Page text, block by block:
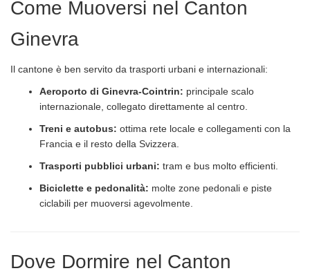
Come Muoversi nel Canton
Ginevra
Il cantone è ben servito da trasporti urbani e internazionali:
Aeroporto di Ginevra-Cointrin: principale scalo
internazionale, collegato direttamente al centro.
Treni e autobus: ottima rete locale e collegamenti con la
Francia e il resto della Svizzera.
Trasporti pubblici urbani: tram e bus molto efficienti.
Biciclette e pedonalità: molte zone pedonali e piste
ciclabili per muoversi agevolmente.
Dove Dormire nel Canton